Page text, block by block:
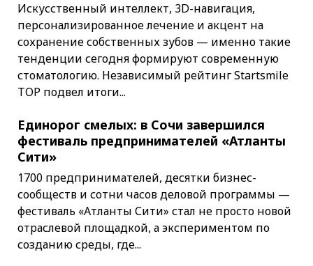
Искусственный интеллект, 3D-навигация,
персонализированное лечение и акцент на
сохранение собственных зубов — именно такие
тенденции сегодня формируют современную
стоматологию. Независимый рейтинг Startsmile
TOP подвел итоги...
Единорог смелых: в Сочи завершился
фестиваль предпринимателей «Атланты
Сити»
1700 предпринимателей, десятки бизнес-
сообществ и сотни часов деловой программы —
фестиваль «Атланты Сити» стал не просто новой
отраслевой площадкой, а экспериментом по
созданию среды, где...